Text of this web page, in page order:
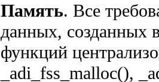
Память. Все
данных, созданных
функций
_adi_fss_malloc(),